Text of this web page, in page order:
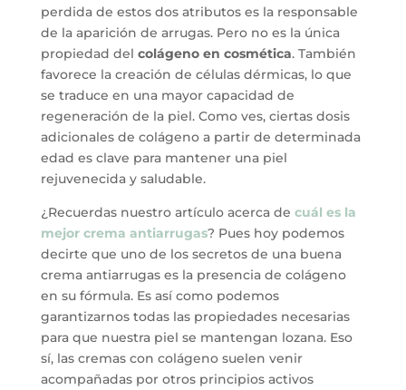
perdida de estos dos atributos es la responsable
de la aparición de arrugas. Pero no es la única
propiedad del colágeno en cosmética. También
favorece la creación de células dérmicas, lo que
se traduce en una mayor capacidad de
regeneración de la piel. Como ves, ciertas dosis
adicionales de colágeno a partir de determinada
edad es clave para mantener una piel
rejuvenecida y saludable.
¿Recuerdas nuestro artículo acerca de cuál es la
mejor crema antiarrugas? Pues hoy podemos
decirte que uno de los secretos de una buena
crema antiarrugas es la presencia de colágeno
en su fórmula. Es así como podemos
garantizarnos todas las propiedades necesarias
para que nuestra piel se mantengan lozana. Eso
sí, las cremas con colágeno suelen venir
acompañadas por otros principios activos